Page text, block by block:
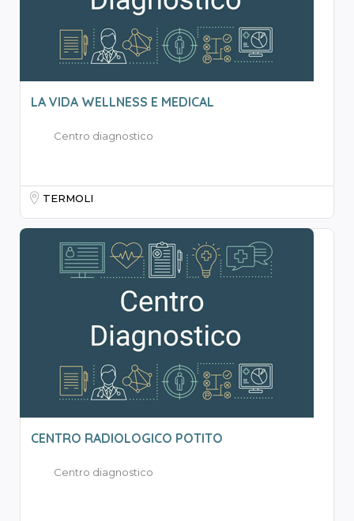
LA VIDA WELLNESS E MEDICAL
Centro diagnostico
TERMOLI
CENTRO RADIOLOGICO POTITO
Centro diagnostico